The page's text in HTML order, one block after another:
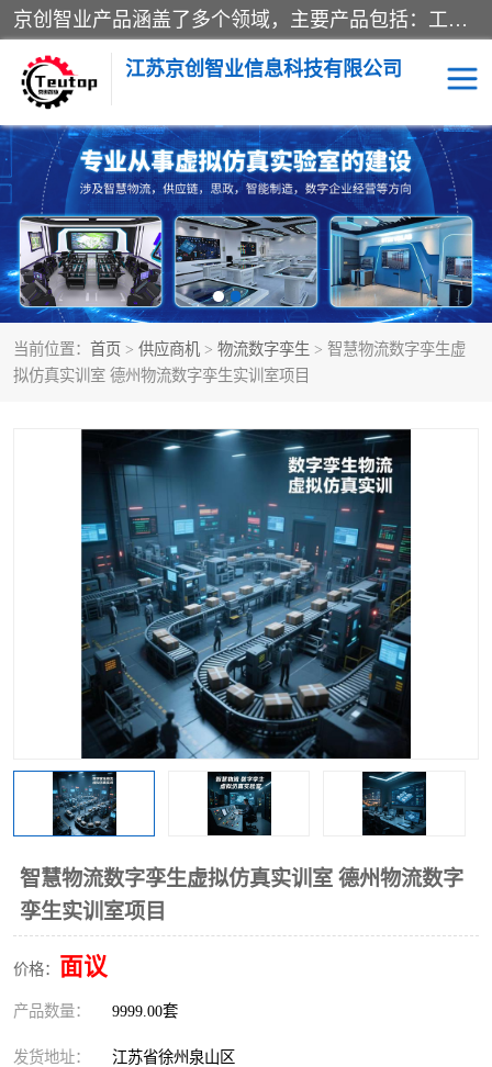
京创智业产品涵盖了多个领域，主要产品包括：工业4.0生产线解决方案，智慧物流综合实训室，教学设备与实验室建设，虚拟仿真实验室等。公司将秉持“创新、执着、诚信、共赢”的理念，以“将服务当作使命”为核心价值观，致力于为客户创造价值，与客户、合作伙伴和员工共同成长。
江苏京创智业信息科技有限公司
当前位置： 首页 > 供应商机 > 物流数字孪生 > 智慧物流数字孪生虚
拟仿真实训室 德州物流数字孪生实训室项目
智慧物流数字孪生虚拟仿真实训室 德州物流数字
孪生实训室项目
价格： 面议
产品数量： 9999.00套
发货地址： 江苏省徐州泉山区
VR物流实训 低碳供应链
生产系统仿真 冷链物流
供应链管理 思政
智慧零售实训 智能制造
物流数字孪生 数字企业经营
工业工程实训室